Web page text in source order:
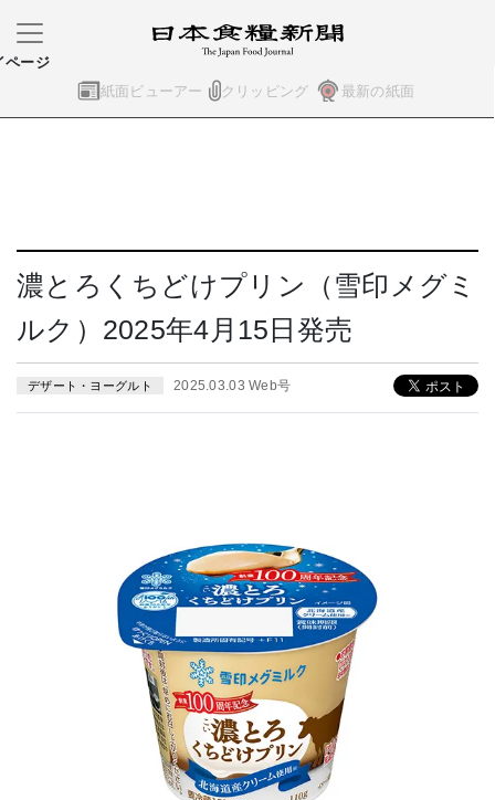
紙面ビューアー クリッピング 最新の紙面
ページ
濃とろくちどけプリン（雪印メグミ
ルク）2025年4月15日発売
デザート・ヨーグルト 2025.03.03 Web号